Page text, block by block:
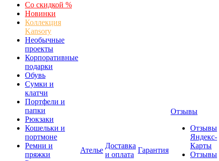
Со скидкой %
Новинки
Коллекция
Kansory
Необычные
проекты
Корпоративные
подарки
Обувь
Сумки и
клатчи
Портфели и
папки
Рюкзаки
Кошельки и
портмоне
Ремни и
пряжки
Ателье
Доставка
и оплата
Гарантия
Отзывы
Отзывы
Яндекс-
Карты
Отзывы